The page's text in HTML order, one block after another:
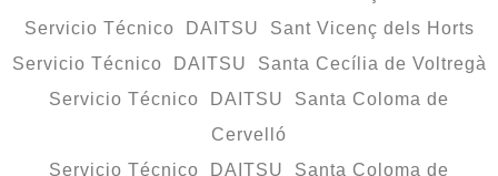
Servicio Técnico DAITSU Sant Vicenç dels Horts
Servicio Técnico DAITSU Santa Cecília de Voltregà
Servicio Técnico DAITSU Santa Coloma de
Cervelló
Servicio Técnico DAITSU Santa Coloma de